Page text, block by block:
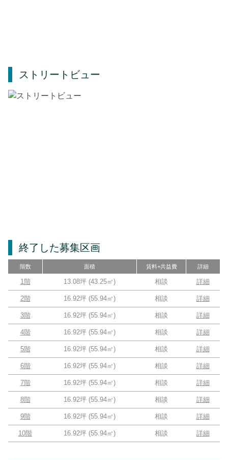
ストリートビュー
終了した募集区画
階数 面積 賃料+共益費 詳細
1階 13.08坪 (43.25㎡) 相談 詳細
2階 16.92坪 (55.94㎡) 相談 詳細
3階 16.92坪 (55.94㎡) 相談 詳細
4階 16.92坪 (55.94㎡) 相談 詳細
5階 16.92坪 (55.94㎡) 相談 詳細
6階 16.92坪 (55.94㎡) 相談 詳細
7階 16.92坪 (55.94㎡) 相談 詳細
8階 16.92坪 (55.94㎡) 相談 詳細
9階 16.92坪 (55.94㎡) 相談 詳細
10階 16.92坪 (55.94㎡) 相談 詳細